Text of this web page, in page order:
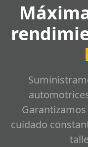
cuidado